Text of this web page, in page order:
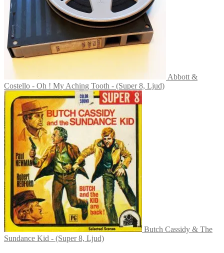
Abbott &
Costello - Oh ! My Aching Tooth - (Super 8, Ljud)
Butch Cassidy & The
Sundance Kid - (Super 8, Ljud)